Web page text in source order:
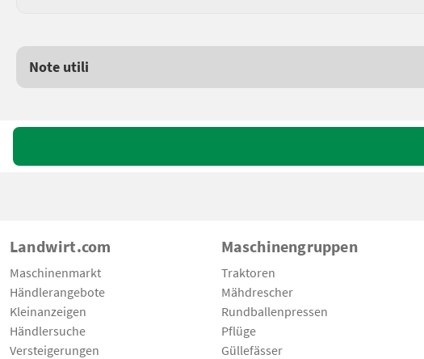
Note utili
Landwirt.com
Maschinenmarkt
Händlerangebote
Kleinanzeigen
Händlersuche
Versteigerungen
Maschinengruppen
Traktoren
Mähdrescher
Rundballenpressen
Pflüge
Güllefässer